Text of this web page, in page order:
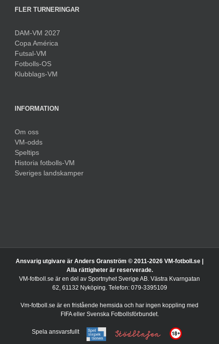
FLER TURNERINGAR
DAM-VM 2027
Copa América
Futsal-VM
Fotbolls-OS
Klubblags-VM
INFORMATION
Om oss
VM-odds
Speltips
Historia fotbolls-VM
Sveriges landskamper
Ansvarig utgivare är Anders Granström © 2011-2026 VM-fotboll.se |
Alla rättigheter är reserverade.
VM-fotboll.se är en del av Sportnyhet Sverige AB. Västra Kvarngatan
62, 61132 Nyköping. Telefon: 079-3395109
Vm-fotboll.se är en fristående hemsida och har ingen koppling med
FIFA eller Svenska Fotbollsförbundet.
Spela ansvarsfullt